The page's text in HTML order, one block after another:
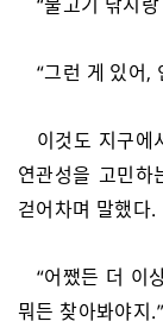
“그런 게 있어,
이것도 지구에
연관성을 고민
걷어차며 말했다.
“어쨌든 더 이
뭐든 찾아봐야지.”